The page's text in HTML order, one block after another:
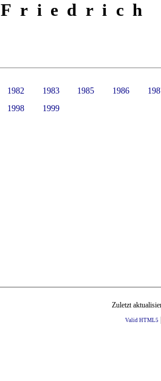
Friedrich
1982 1983 1985 1986
1998 1999
Zuletzt
Valid HTML5